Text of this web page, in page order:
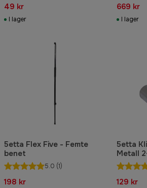
49 kr
I lager
669 kr
I lager
5etta Flex Five - Femte
benet
5.0 (1)
198 kr
5etta
Metall
129 kr